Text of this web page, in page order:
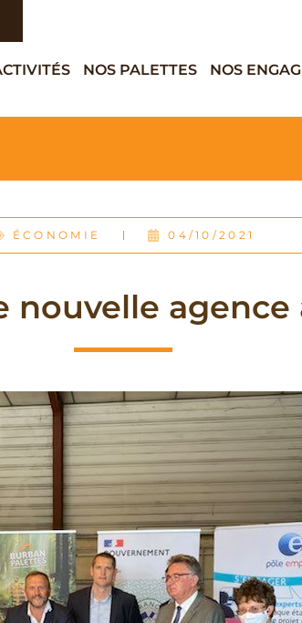
NOS PALETTES NOS
ÉCONOMIE 04/10/2021
nouvelle agence